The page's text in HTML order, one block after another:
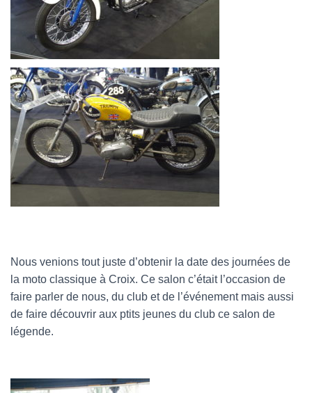
Nous venions tout juste d’obtenir la date des journées de
la moto classique à Croix. Ce salon c’était l’occasion de
faire parler de nous, du club et de l’événement mais aussi
de faire découvrir aux ptits jeunes du club ce salon de
légende.